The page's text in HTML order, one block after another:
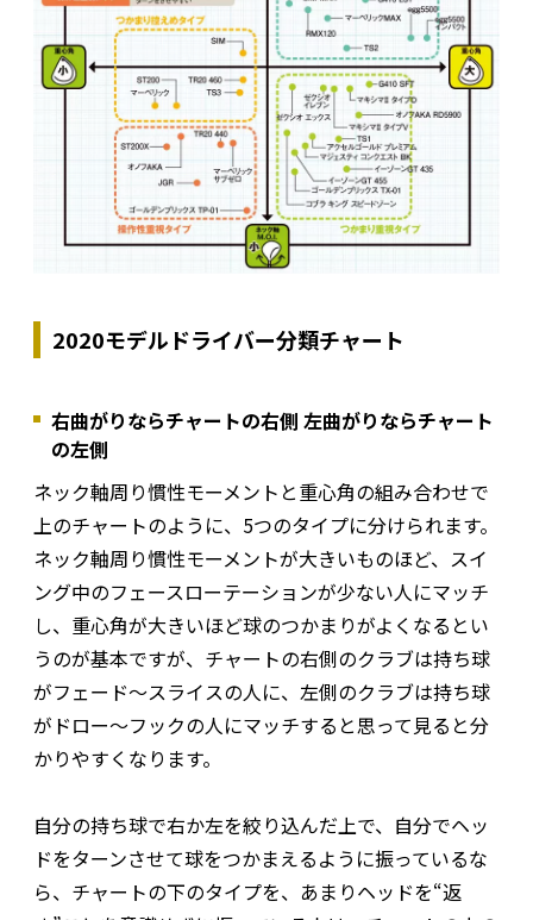
2020モデルドライバー分類チャート
右曲がりならチャートの右側 左曲がりならチャート
の左側
ネック軸周り慣性モーメントと重心角の組み合わせで
上のチャートのように、5つのタイプに分けられます。
ネック軸周り慣性モーメントが大きいものほど、スイ
ング中のフェースローテーションが少ない人にマッチ
し、重心角が大きいほど球のつかまりがよくなるとい
うのが基本ですが、チャートの右側のクラブは持ち球
がフェード～スライスの人に、左側のクラブは持ち球
がドロー～フックの人にマッチすると思って見ると分
かりやすくなります。
自分の持ち球で右か左を絞り込んだ上で、自分でヘッ
ドをターンさせて球をつかまえるように振っているな
ら、チャートの下のタイプを、あまりヘッドを“返